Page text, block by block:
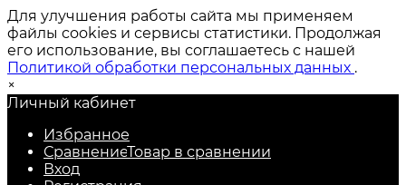
Для улучшения работы сайта мы применяем
файлы cookies и сервисы статистики. Продолжая
его использование, вы соглашаетесь с нашей
Политикой обработки персональных данных .
×
Личный кабинет
Избранное
СравнениеТовар в сравнении
Вход